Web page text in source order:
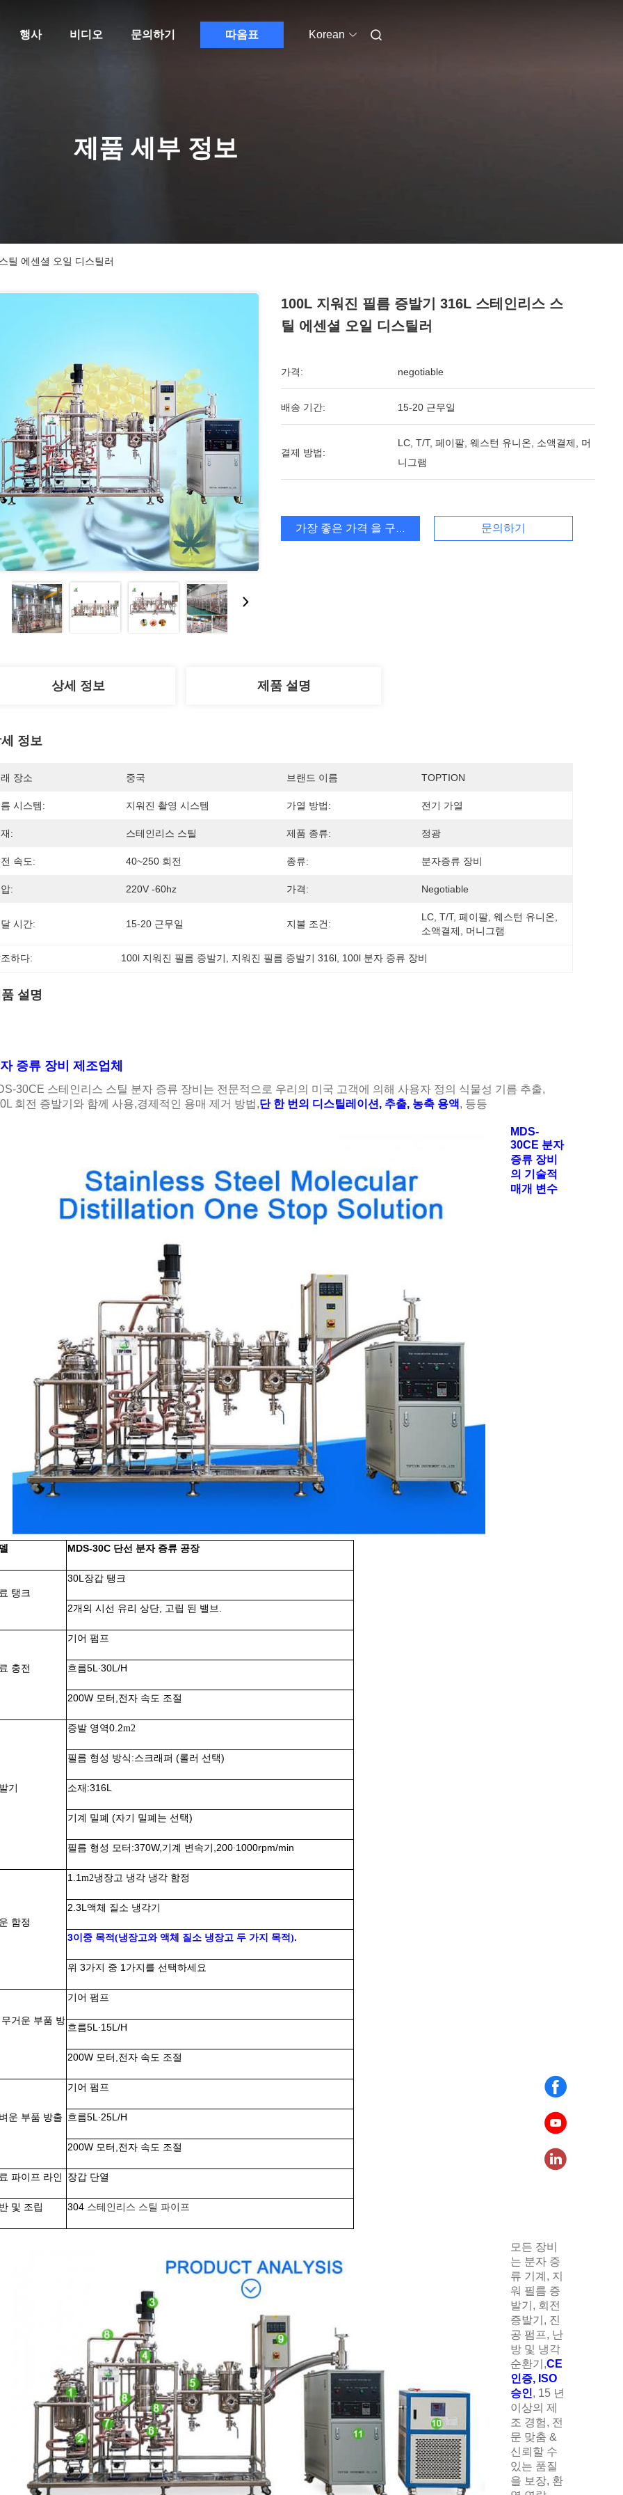
행사 비디오 문의하기 따옴표 Korean
제품 세부 정보
틸 에센셜 오일 디스틸러
100L 지워진 필름 증발기 316L 스테인리스 스
틸 에센셜 오일 디스틸러
가격: negotiable
배송 기간: 15-20 근무일
결제 방법:
LC, T/T, 페이팔, 웨스턴 유니온, 소액결제, 머
니그램
가장 좋은 가격 을 구하라 문의하기
상세 정보 제품 설명
정보
장소 중국 브랜드 이름 TOPTION
시스템: 지워진 촬영 시스템 가열 방법: 전기 가열
: 스테인리스 스틸 제품 종류: 정광
속도: 40~250 회전 종류: 분자증류 장비
: 220V -60hz 가격: Negotiable
시간: 15-20 근무일 지불 조건:
LC, T/T, 페이팔, 웨스턴 유니온,
소액결제, 머니그램
하다: 100l 지워진 필름 증발기 지워진 필름 증발기 316l 100l 분자 증류 장비
설명
증류 장비 제조업체
30CE 스테인리스 스틸 분자 증류 장비는 전문적으로 우리의 미국 고객에 의해 사용자 정의 식물성 기름 추출,
회전 증발기와 함께 사용,경제적인 용매 제거 방법,단 한 번의 디스틸레이션, 추출, 농축 용액, 등등
MDS-
30CE 분자
증류 장비
의 기술적
매개 변수
MDS-30C 단선 분자 증류 공장
탱크
30L 장갑 탱크
2개의 시선 유리 상단, 고립 된 밸브.
충전
기어 펌프
흐름5L ∙30L/H
200W 모터, 전자 속도 조절
기
증발 영역0.2m2
필름 형성 방식:스크래퍼 (롤러 선택)
소재:316L
기계 밀폐 (자기 밀폐는 선택)
필름 형성 모터:370W, 기계 변속기, 200∙1000rpm/min
함정
1. 1 m2냉장고 냉각 냉각 함정
2. 3L 액체 질소 냉각기
3이중 목적 (냉장고와 액체 질소 냉장고 두 가지 목적 ).
위 3가지 중 1가지를 선택하세요
거운 부품 방
기어 펌프
흐름5L ∙15L/H
200W 모터, 전자 속도 조절
운 부품 방출
기어 펌프
흐름5L ∙25L/H
200W 모터, 전자 속도 조절
파이프 라인 장갑 단열
및 조립 304 스테인리스 스틸 파이프
모든 장비
는 분자 증
류 기계, 지
워 필름 증
발기, 회전
증발기, 진
공 펌프, 난
방 및 냉각
순환기,CE
인증, ISO
승인, 15 년
이상의 제
조 경험, 전
문 맞춤 &
신뢰할 수
있는 품질
을 보장, 환